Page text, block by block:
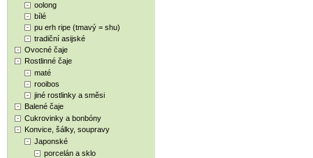
oolong
bílé
pu erh ripe (tmavý = shu)
tradiční asijské
Ovocné čaje
Rostlinné čaje
maté
rooibos
jiné rostlinky a směsi
Balené čaje
Cukrovinky a bonbóny
Konvice, šálky, soupravy
Japonské
porcelán a sklo